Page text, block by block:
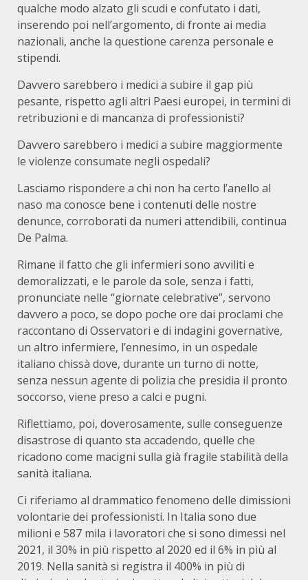
qualche modo alzato gli scudi e confutato i dati,
inserendo poi nell’argomento, di fronte ai media
nazionali, anche la questione carenza personale e
stipendi.
Davvero sarebbero i medici a subire il gap più
pesante, rispetto agli altri Paesi europei, in termini di
retribuzioni e di mancanza di professionisti?
Davvero sarebbero i medici a subire maggiormente
le violenze consumate negli ospedali?
Lasciamo rispondere a chi non ha certo l’anello al
naso ma conosce bene i contenuti delle nostre
denunce, corroborati da numeri attendibili, continua
De Palma.
Rimane il fatto che gli infermieri sono avviliti e
demoralizzati, e le parole da sole, senza i fatti,
pronunciate nelle “giornate celebrative”, servono
davvero a poco, se dopo poche ore dai proclami che
raccontano di Osservatori e di indagini governative,
un altro infermiere, l’ennesimo, in un ospedale
italiano chissà dove, durante un turno di notte,
senza nessun agente di polizia che presidia il pronto
soccorso, viene preso a calci e pugni.
Riflettiamo, poi, doverosamente, sulle conseguenze
disastrose di quanto sta accadendo, quelle che
ricadono come macigni sulla già fragile stabilità della
sanità italiana.
Ci riferiamo al drammatico fenomeno delle dimissioni
volontarie dei professionisti. In Italia sono due
milioni e 587 mila i lavoratori che si sono dimessi nel
2021, il 30% in più rispetto al 2020 ed il 6% in più al
2019. Nella sanità si registra il 400% in più di